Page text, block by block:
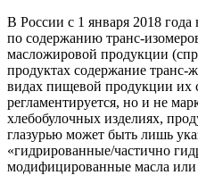
В России с 1 января 2018
по содержанию транс-
масложировой продукции
продуктах содержание транс-
видах пищевой продукции их
регламентируется, но и не
хлебобулочных изделиях,
глазурью может быть лишь
«гидрированные/частично
модифицированные масла